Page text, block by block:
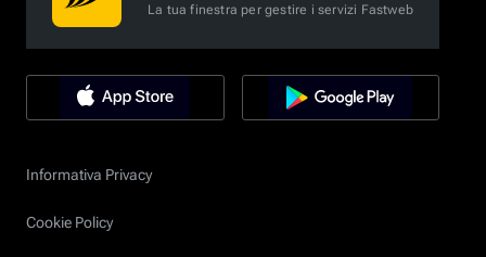
La tua finestra per gestire i servizi Fastweb
Informativa Privacy
Cookie Policy